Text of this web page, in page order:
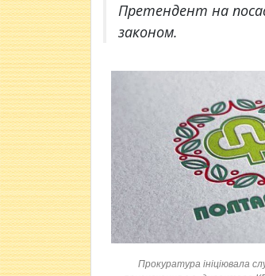
Претендент на
законом.
Прокуратура ініціювала